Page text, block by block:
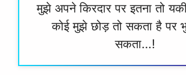
मुझे अपने किरदार पर इतना तो
कोई मुझे छोड़ तो सकता है पर
सकता…!